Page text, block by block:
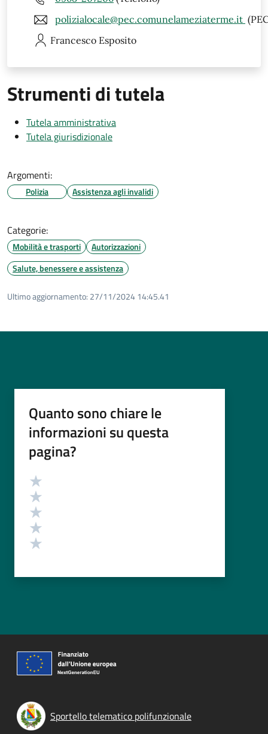
polizialocale@pec.comunelameziaterme.it
Francesco Esposito
Strumenti di tutela
Tutela amministrativa
Tutela giurisdizionale
Argomenti:
Polizia Assistenza agli invalidi
Categorie:
Mobilità e trasporti
Autorizzazioni
Salute, benessere e assistenza
Ultimo aggiornamento: 27/11/2024 14:45.41
Quanto sono chiare le
informazioni su questa
pagina?
Valutazione
Sportello telematico polifunzionale